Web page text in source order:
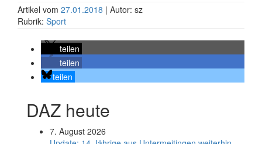
Artikel vom 27.01.2018 | Autor: sz
Rubrik: Sport
teilen
teilen
teilen
DAZ heute
7. August 2026